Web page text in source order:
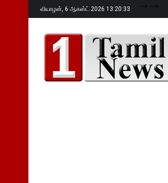
வியாழன், 6 ஆகஸ்ட் 2026 13:20:34 --> -->